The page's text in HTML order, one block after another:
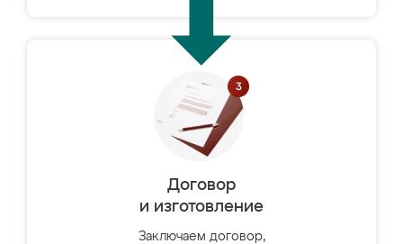
Договор
и изготовление
Заключаем договор,